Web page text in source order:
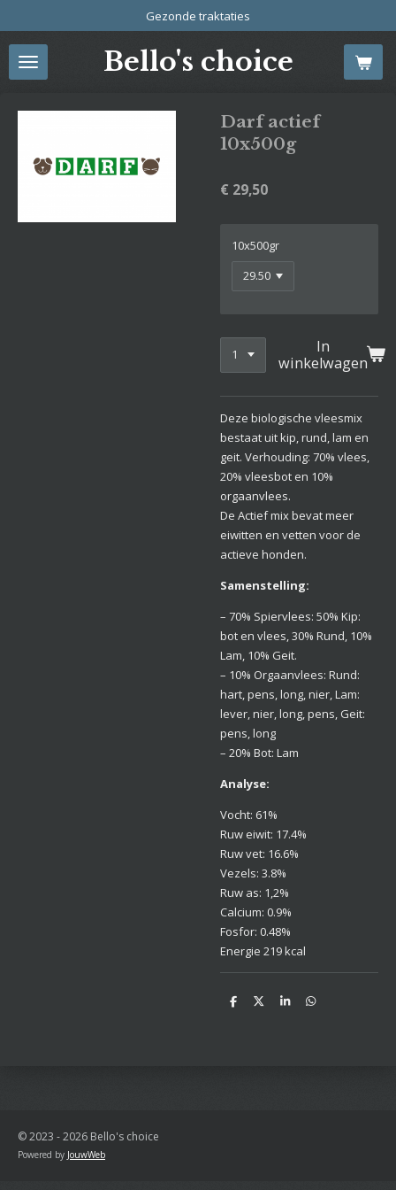
naar
de
Bello's choice
Gezonde traktaties
Darf actief
10x500g
€ 29,50
10x500gr
In
winkelwagen
Deze biologische vleesmix
bestaat uit kip, rund, lam en
geit. Verhouding: 70% vlees,
20% vleesbot en 10%
orgaanvlees.
De Actief mix bevat meer
eiwitten en vetten voor de
actieve honden.
Samenstelling:
– 70% Spiervlees: 50% Kip:
bot en vlees, 30% Rund, 10%
Lam, 10% Geit.
– 10% Orgaanvlees: Rund:
hart, pens, long, nier, Lam:
lever, nier, long, pens, Geit:
pens, long
– 20% Bot: Lam
Analyse:
Vocht: 61%
Ruw eiwit: 17.4%
Ruw vet: 16.6%
Vezels: 3.8%
Ruw as: 1,2%
Calcium: 0.9%
Fosfor: 0.48%
Energie 219 kcal
D
D
S
D
© 2023 - 2026 Bello's choice
Powered by JouwWeb